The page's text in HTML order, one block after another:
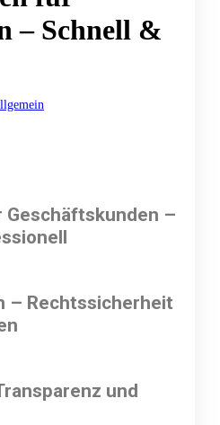
– Schnell &
–
– Rechtssicherheit
und